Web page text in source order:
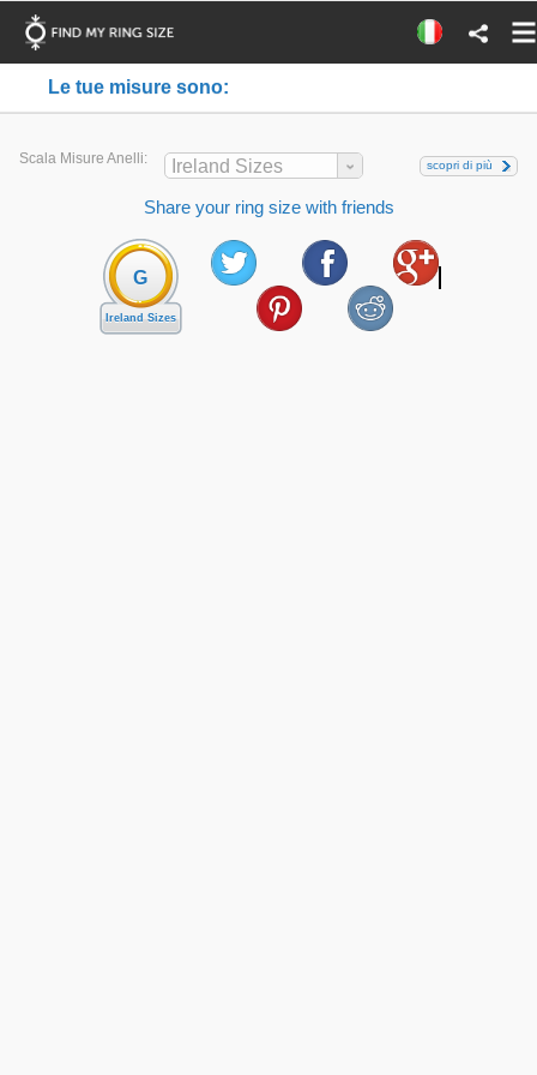
Le tue misure sono:
Scala Misure Anelli: Ireland Sizes scopri di più
Share your ring size with friends
G
Ireland Sizes